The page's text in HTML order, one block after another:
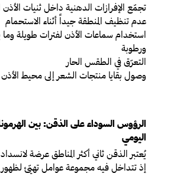
تجمّع الإفرازات الدهنية داخل ثنيات الأذن
عدم تنظيف المنطقة جيداً أثناء الاستحمام
استخدام سماعات الأذن لفترات طويلة
ورطوبة
التعرّق في الطقس الحار
وصول بقايا منتجات الشعر إلى محيط الأذن
الرؤوس السوداء على الذقن: بين
اليومي
يُعتبر الذقن ثاني أكثر المناطق عرضة
إذ تتداخل فيه مجموعة عوامل تهيّئ